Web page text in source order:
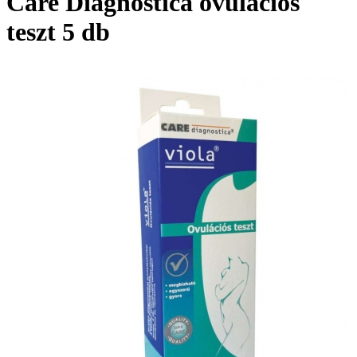
teszt 5 db